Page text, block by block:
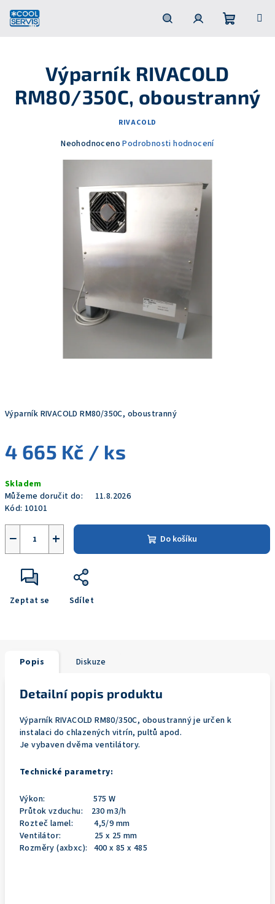
obsah
košík
Výparník RIVACOLD RM80/350C, oboustranný
4 665 Kč / ks
cena:
Skladem
Můžeme doručit do:
11.8.2026
Kód: 10101
+
− Do košíku
Zeptat se Sdílet
Výparník RIVACOLD
RM80/350C, oboustranný
RIVACOLD
Průměrné
hvězdiček.
Neohodnoceno Podrobnosti hodnocení
Popis Diskuze
Detailní popis produktu
Výparník RIVACOLD RM80/350C, oboustranný je určen k
instalaci do chlazených vitrín, pultů apod.
Je vybaven dvěma ventilátory.
Technické parametry:
Výkon: 575 W
Průtok vzduchu: 230 m3/h
Rozteč lamel: 4,5/9 mm
Ventilátor: 25 x 25 mm
Rozměry (axbxc): 400 x 85 x 485